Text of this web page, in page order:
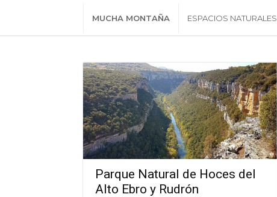
MUCHA MONTAÑA ESPACIOS NATURALES
Parque Natural de Hoces del
Alto Ebro y Rudrón